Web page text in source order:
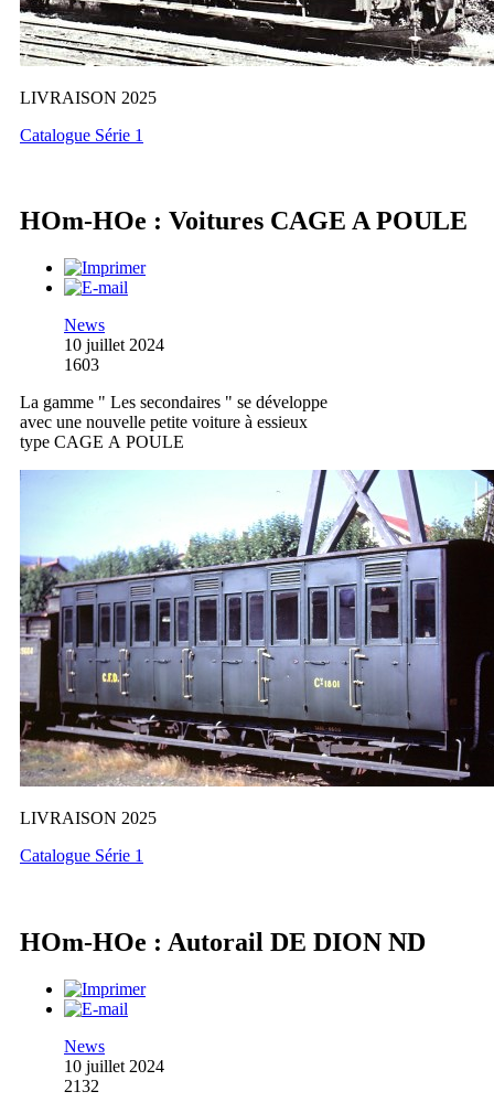
LIVRAISON 2025
Catalogue Série 1
HOm-HOe : Voitures CAGE A POULE
News
10 juillet 2024
1603
La gamme " Les secondaires " se développe
avec une nouvelle petite voiture à essieux
type CAGE A POULE
LIVRAISON 2025
Catalogue Série 1
HOm-HOe : Autorail DE DION ND
News
10 juillet 2024
2132